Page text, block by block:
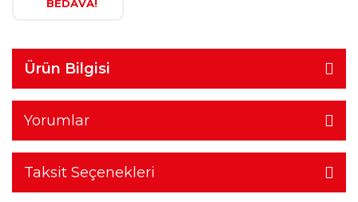
BEDAVA!
Ürün Bilgisi
Yorumlar
Taksit Seçenekleri